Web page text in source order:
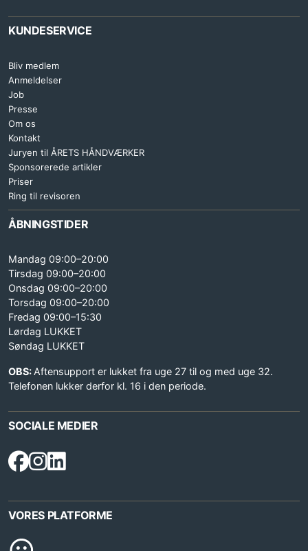
KUNDESERVICE
Bliv medlem
Anmeldelser
Job
Presse
Om os
Kontakt
Juryen til ÅRETS HÅNDVÆRKER
Sponsorerede artikler
Priser
Ring til revisoren
ÅBNINGSTIDER
Mandag 09:00–20:00
Tirsdag 09:00–20:00
Onsdag 09:00–20:00
Torsdag 09:00–20:00
Fredag 09:00–15:30
Lørdag LUKKET
Søndag LUKKET
OBS: Aftensupport er lukket fra uge 27 til og med uge 32.
Telefonen lukker derfor kl. 16 i den periode.
SOCIALE MEDIER
VORES PLATFORME